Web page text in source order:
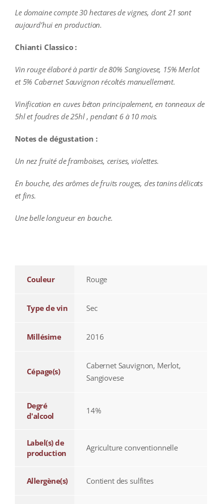
Le domaine compte 30 hectares de vignes, dont 21 sont
aujourd’hui en production.
Chianti Classico :
Vin rouge élaboré à partir de 80% Sangiovese, 15% Merlot
et 5% Cabernet Sauvignon récoltés manuellement.
Vinification en cuves béton principalement, en tonneaux de
5hl et foudres de 25hl , pendant 6 à 10 mois.
Notes de dégustation :
Un nez fruité de framboises, cerises, violettes.
En bouche, des arômes de fruits rouges, des tanins délicats
et fins.
Une belle longueur en bouche.
Couleur Rouge
Type de vin Sec
Millésime 2016
Cépage(s)
Cabernet Sauvignon, Merlot,
Sangiovese
Degré
d'alcool
14%
Label(s) de
production
Agriculture conventionnelle
Allergène(s) Contient des sulfites